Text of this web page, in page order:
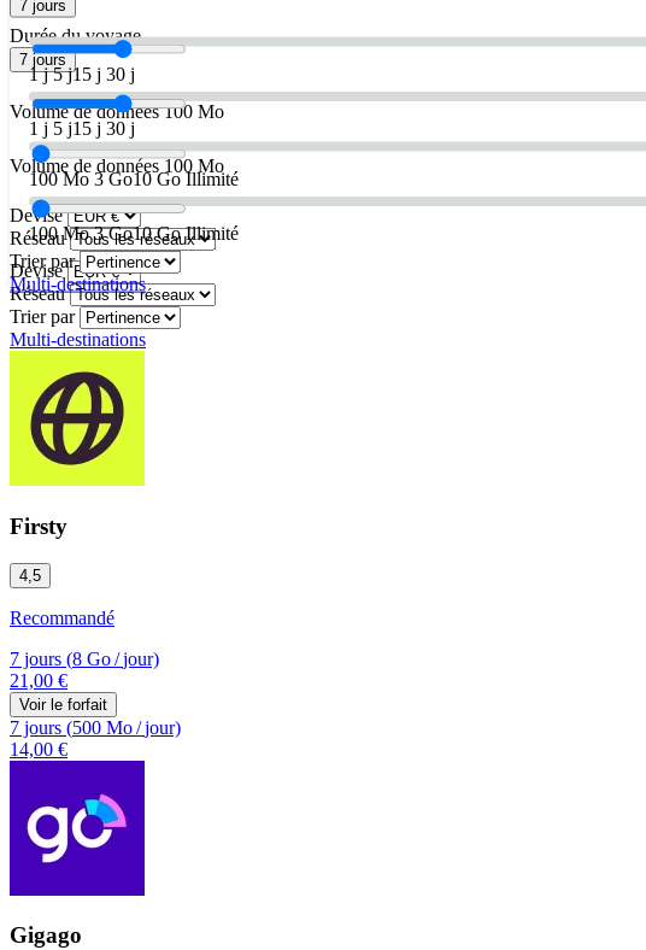
7 jours
1 j 5 j15 j 30 j
Volume de données 100 Mo
100 Mo 3 Go10 Go Illimité
Devise
Réseau
Trier par
Multi-destinations
Durée du voyage
7 jours
1 j 5 j15 j 30 j
Volume de données 100 Mo
100 Mo 3 Go10 Go Illimité
Devise
Réseau
Trier par
Multi-destinations
Firsty
4,5
Recommandé
7 jours (8 Go/jour)
21,00 €
Voir le forfait
7 jours (500 Mo/jour)
14,00 €
Gigago